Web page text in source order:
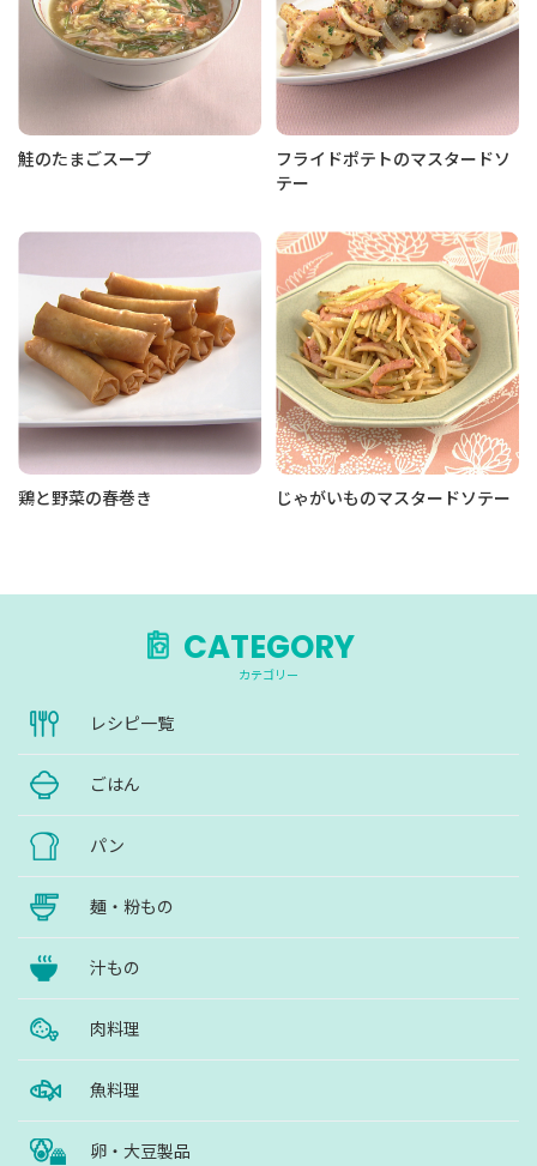
鮭のたまごスープ
フライドポテトのマスタードソ
テー
鶏と野菜の春巻き じゃがいものマスタードソテー
CATEGORY
カテゴリー
レシピ一覧
ごはん
パン
麺・粉もの
汁もの
肉料理
魚料理
卵・大豆製品